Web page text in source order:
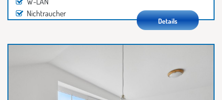
Nichtraucher
Details